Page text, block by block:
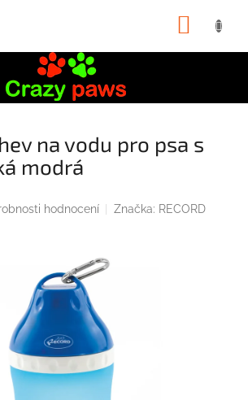
na vodu pro psa s
modrá
hodnocení Značka: RECORD